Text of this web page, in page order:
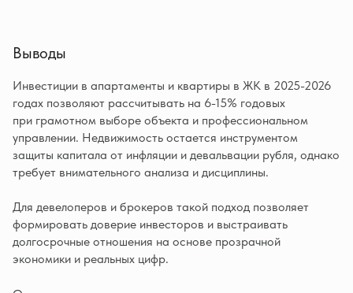
Выводы
Инвестиции в апартаменты и квартиры в ЖК в 2025-2026
годах позволяют рассчитывать на 6-15% годовых
при грамотном выборе объекта и профессиональном
управлении. Недвижимость остается инструментом
защиты капитала от инфляции и девальвации рубля, однако
требует внимательного анализа и дисциплины.
Для девелоперов и брокеров такой подход позволяет
формировать доверие инвесторов и выстраивать
долгосрочные отношения на основе прозрачной
экономики и реальных цифр.